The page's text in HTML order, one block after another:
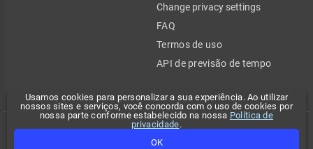
Usamos cookies para personalizar a sua experiência. Ao utilizar
nossos sites e serviços, você concorda com o uso de cookies por
nossa parte conforme estabelecido na nossa Política de
privacidade.
OK
Change privacy settings
FAQ
Termos de uso
API de previsão de tempo
Copyright 2026 - Climatempo. Todos os direitos reservados.